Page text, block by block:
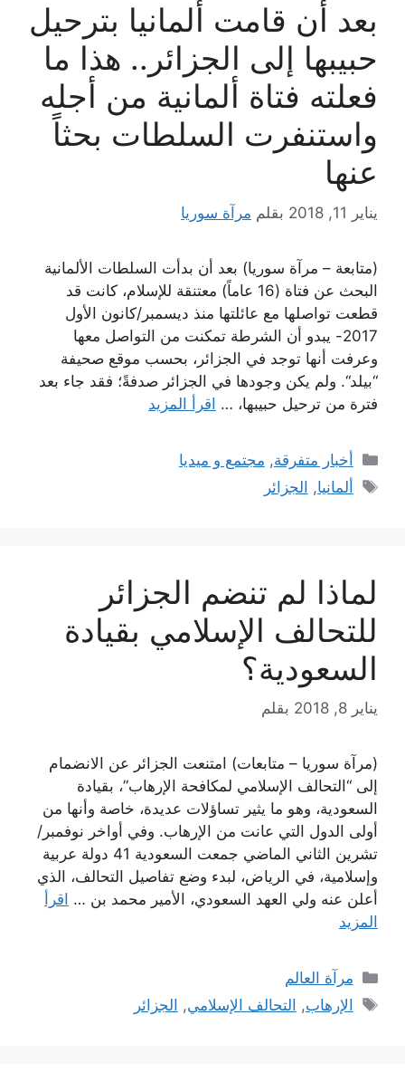
بعد أن قامت ألمانيا بترحيل
حبيبها إلى الجزائر.. هذا ما
فعلته فتاة ألمانية من أجله
واستنفرت السلطات بحثاً
عنها
يناير 11, 2018 بقلم مرآة سوريا
(متابعة – مرآة سوريا) بعد أن بدأت السلطات الألمانية
البحث عن فتاة (16 عاماً) معتنقة للإسلام، كانت قد
قطعت تواصلها مع عائلتها منذ ديسمبر/كانون الأول
2017- يبدو أن الشرطة تمكنت من التواصل معها
وعرفت أنها توجد في الجزائر، بحسب موقع صحيفة
“بيلد“. ولم يكن وجودها في الجزائر صدفةً؛ فقد جاء بعد
فترة من ترحيل حبيبها، … اقرأ المزيد
التصنيفات
أخبار متفرقة, مجتمع و ميديا
الوسوم
ألمانيا, الجزائر
لماذا لم تنضم الجزائر
للتحالف الإسلامي بقيادة
السعودية؟
يناير 8, 2018 بقلم
(مرآة سوريا – متابعات) امتنعت الجزائر عن الانضمام
إلى “التحالف الإسلامي لمكافحة الإرهاب”، بقيادة
السعودية، وهو ما يثير تساؤلات عديدة، خاصة وأنها من
أولى الدول التي عانت من الإرهاب. وفي أواخر نوفمبر/
تشرين الثاني الماضي جمعت السعودية 41 دولة عربية
وإسلامية، في الرياض، لبدء وضع تفاصيل التحالف، الذي
أعلن عنه ولي العهد السعودي، الأمير محمد بن … اقرأ
المزيد
التصنيفات
مرآة العالم
الوسوم
الإرهاب, التحالف الإسلامي, الجزائر